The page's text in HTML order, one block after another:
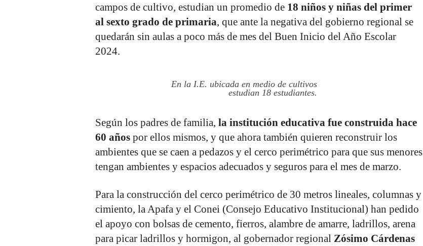
campos de cultivo, estudian un promedio de 18 niños y niñas del primer
al sexto grado de primaria, que ante la negativa del gobierno regional se
quedarán sin aulas a poco más de mes del Buen Inicio del Año Escolar
2024.
En la I.E. ubicada en medio de cultivos
estudian 18 estudiantes.
Según los padres de familia, la institución educativa fue construida hace
60 años por ellos mismos, y que ahora también quieren reconstruir los
ambientes que se caen a pedazos y el cerco perimétrico para que sus menores
tengan ambientes y espacios adecuados y seguros para el mes de marzo.
Para la construcción del cerco perimétrico de 30 metros lineales, columnas y
cimiento, la Apafa y el Conei (Consejo Educativo Institucional) han pedido
el apoyo con bolsas de cemento, fierros, alambre de amarre, ladrillos, arena
para picar ladrillos y hormigon, al gobernador regional Zósimo Cárdenas